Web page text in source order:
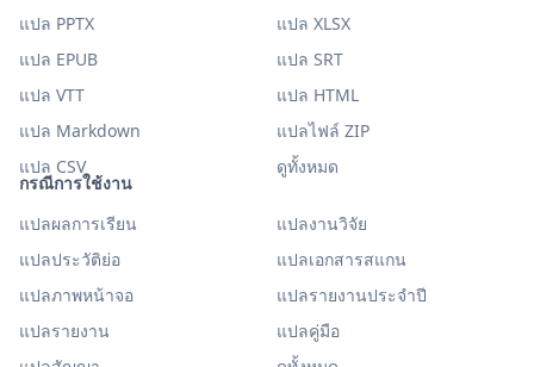
กรณีการใช้งาน
แปลผลการเรียน
แปลงานวิจัย
แปลประวัติย่อ
แปลเอกสารสแกน
แปลภาพหน้าจอ
แปลรายงานประจำปี
แปลรายงาน
แปลคู่มือ
แปล PPTX
แปล XLSX
แปล EPUB
แปล SRT
แปล VTT
แปล HTML
แปล Markdown
แปลไฟล์ ZIP
แปล CSV
ดูทั้งหมด